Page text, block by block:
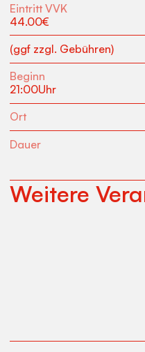
Eintritt VVK
44.00€
(ggf zzgl. Gebühren)
Beginn
21:00Uhr
Ort
Dauer
Weitere